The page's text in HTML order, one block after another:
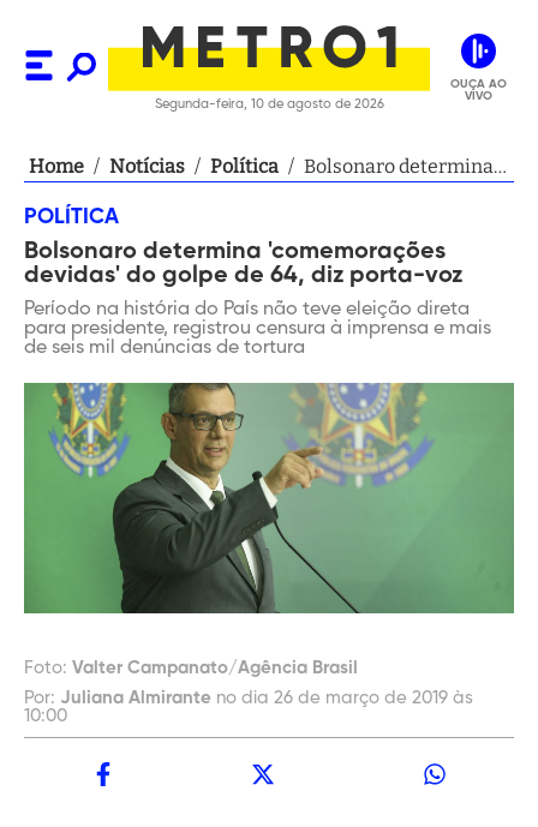
Segunda-feira, 10 de agosto de 2026
OUÇA AO
VIVO
Home / Notícias / Política / Bolsonaro determina
64, diz porta-voz
POLÍTICA
Bolsonaro determina 'comemorações
devidas' do golpe de 64, diz porta-voz
Período na história do País não teve eleição direta
para presidente, registrou censura à imprensa e mais
de seis mil denúncias de tortura
Foto: Valter Campanato/Agência Brasil
Por: Juliana Almirante no dia 26 de março de 2019 às
10:00